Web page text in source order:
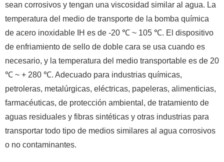
sean corrosivos y tengan una viscosidad similar al agua. La
temperatura del medio de transporte de la bomba química
de acero inoxidable IH es de -20 ℃ ~ 105 ℃. El dispositivo
de enfriamiento de sello de doble cara se usa cuando es
necesario, y la temperatura del medio transportable es de 20
℃ ~ + 280 ℃. Adecuado para industrias químicas,
petroleras, metalúrgicas, eléctricas, papeleras, alimenticias,
farmacéuticas, de protección ambiental, de tratamiento de
aguas residuales y fibras sintéticas y otras industrias para
transportar todo tipo de medios similares al agua corrosivos
o no contaminantes.